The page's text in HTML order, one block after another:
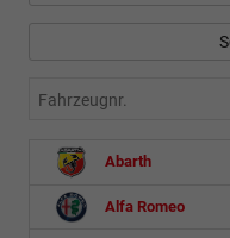
Fahrzeugnr.
Abarth
Alfa Romeo